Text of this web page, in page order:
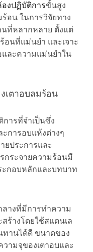
งปฏิบัติการขั้นสูง
อน ในการวิจัยทาง
นที่หลากหลาย ตั้งแต่
อนที่แม่นยำ และเจาะ
ละความแม่นยำใน
เตาอบลมร้อน
ารที่จำเป็นซึ่ง
การอบแห้งต่างๆ
ประการและ
กระจายความร้อนมี
กอบหลักและบทบาท
างที่มีการทำความ
ร้างโดยใช้สแตนเล
านได้ดี ขนาดของ
ามจุของเตาอบและ